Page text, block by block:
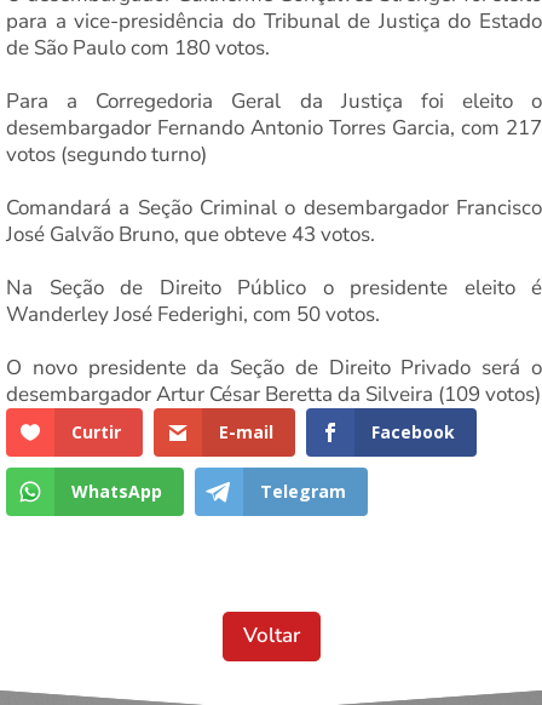
para a vice-presidência do Tribunal de Justiça do Estado
de São Paulo com 180 votos.
Para a Corregedoria Geral da Justiça foi eleito o
desembargador Fernando Antonio Torres Garcia, com 217
votos (segundo turno)
Comandará a Seção Criminal o desembargador Francisco
José Galvão Bruno, que obteve 43 votos.
Na Seção de Direito Público o presidente eleito é
Wanderley José Federighi, com 50 votos.
O novo presidente da Seção de Direito Privado será o
desembargador Artur César Beretta da Silveira (109 votos)
Curtir E-mail Facebook
WhatsApp Telegram
Voltar